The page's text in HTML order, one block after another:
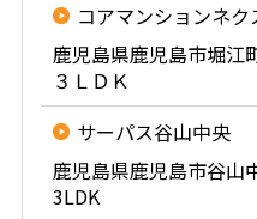
コアマンションネ
鹿児島県鹿児島市堀江
３ＬＤＫ
サーパス谷山中央
鹿児島県鹿児島市谷山
3LDK